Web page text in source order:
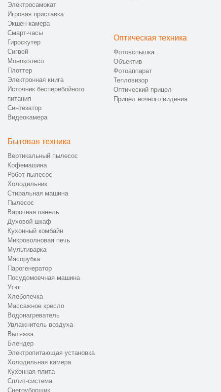
Электросамокат
Игровая приставка
Экшен-камера
Смарт-часы
Гироскутер
Сигвей
Моноколесо
Плоттер
Электронная книга
Источник бесперебойного
питания
Синтезатор
Видеокамера
Оптическая техника
Фотовспышка
Объектив
Фотоаппарат
Тепловизор
Оптический прицел
Прицел ночного видения
Бытовая техника
Вертикальный пылесос
Кофемашина
Робот-пылесос
Холодильник
Стиральная машина
Пылесос
Варочная панель
Духовой шкаф
Кухонный комбайн
Микроволновая печь
Мультиварка
Мясорубка
Парогенератор
Посудомоечная машина
Утюг
Хлебопечка
Массажное кресло
Водонагреватель
Увлажнитель воздуха
Вытяжка
Блендер
Электропитающая установка
Холодильная камера
Кухонная плита
Сплит-система
Снегоуборщик